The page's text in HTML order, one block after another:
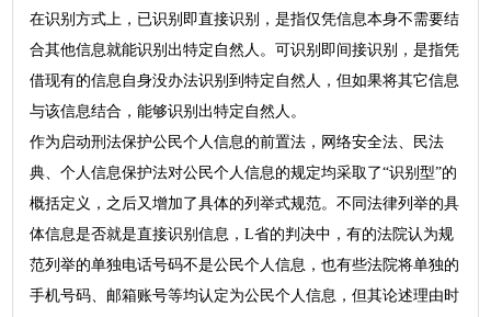
在识别方式上，已识别即直接识别，是指仅凭信息本身不需要结
合其他信息就能识别出特定自然人。可识别即间接识别，是指凭
借现有的信息自身没办法识别到特定自然人，但如果将其它信息
与该信息结合，能够识别出特定自然人。
作为启动刑法保护公民个人信息的前置法，网络安全法、民法
典、个人信息保护法对公民个人信息的规定均采取了“识别型”的
概括定义，之后又增加了具体的列举式规范。不同法律列举的具
体信息是否就是直接识别信息，L省的判决中，有的法院认为规
范列举的单独电话号码不是公民个人信息，也有些法院将单独的
手机号码、邮箱账号等均认定为公民个人信息，但其论述理由时